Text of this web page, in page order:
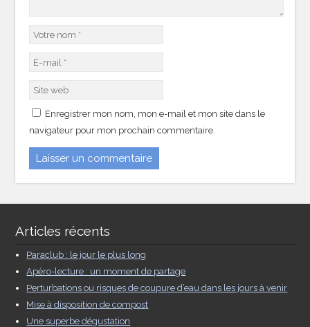
Enregistrer mon nom, mon e-mail et mon site dans le
navigateur pour mon prochain commentaire.
Articles récents
Paraclub : le jour le plus long
Apéro-lecture : un moment de partage
Perturbations ou risques de coupure d’eau dans les jours à venir
Mise à disposition de compost
Une superbe dégustation